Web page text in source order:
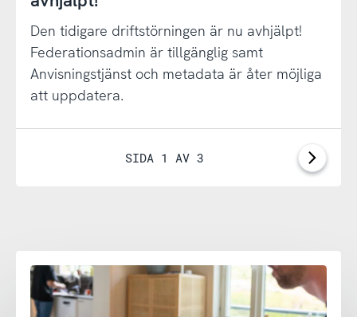
Den tidigare driftstörningen är nu avhjälpt!
Federationsadmin är tillgänglig samt
Anvisningstjänst och metadata är åter möjliga
att uppdatera.
SIDA 1 AV 3
Nästa